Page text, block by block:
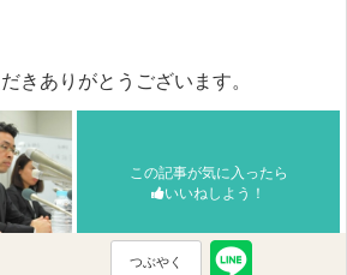
きありがとうございます。
この記事が気に入ったら
いいねしよう！
つぶやく